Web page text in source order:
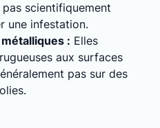
scientifiquement
une infestation.
: Elles
aux surfaces
pas sur des